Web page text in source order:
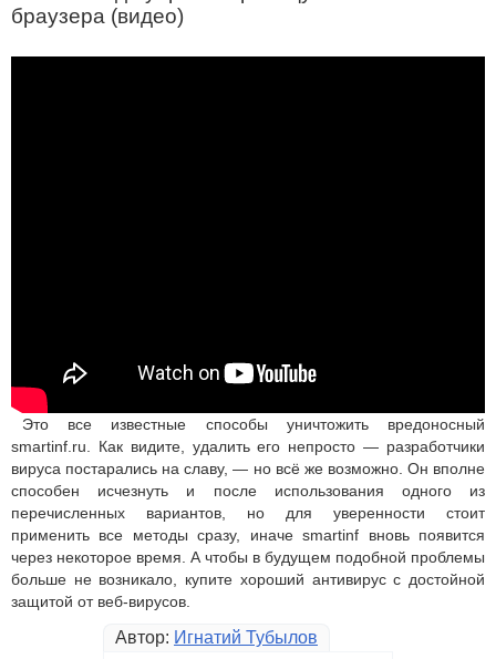
браузера (видео)
Это все известные способы уничтожить вредоносный
smartinf.ru. Как видите, удалить его непросто — разработчики
вируса постарались на славу, — но всё же возможно. Он вполне
способен исчезнуть и после использования одного из
перечисленных вариантов, но для уверенности стоит
применить все методы сразу, иначе smartinf вновь появится
через некоторое время. А чтобы в будущем подобной проблемы
больше не возникало, купите хороший антивирус с достойной
защитой от веб-вирусов.
Автор: Игнатий Тубылов